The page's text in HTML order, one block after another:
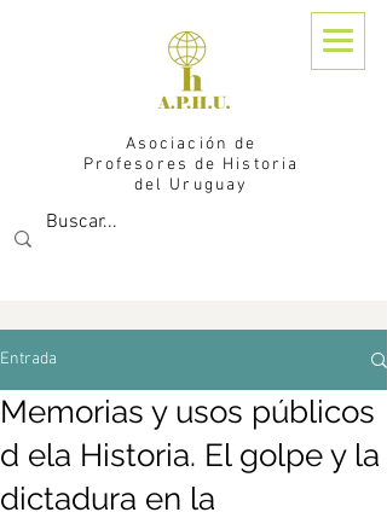
Asociación de
Profesores de Historia
del Uruguay
Entrada
Memorias y usos públicos
d ela Historia. El golpe y la
dictadura en la